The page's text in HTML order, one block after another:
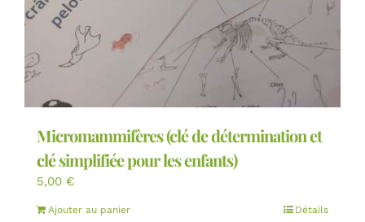
Micromammifères (clé de détermination et
clé simplifiée pour les enfants)
5,00 €
Ajouter au panier Détails